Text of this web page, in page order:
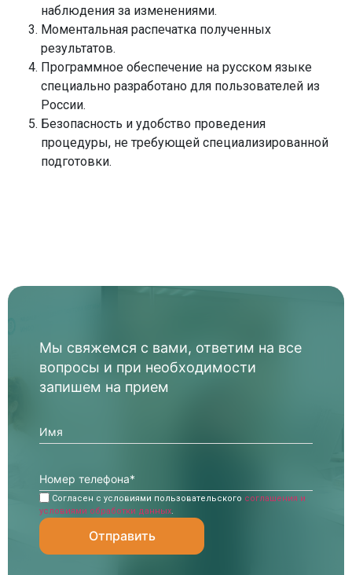
наблюдения за изменениями.
Моментальная распечатка полученных
результатов.
Программное обеспечение на русском языке
специально разработано для пользователей из
России.
Безопасность и удобство проведения
процедуры, не требующей специализированной
подготовки.
Мы свяжемся с вами, ответим на все
вопросы и при необходимости
запишем на прием
Согласен с условиями пользовательского соглашения и
условиями обработки данных